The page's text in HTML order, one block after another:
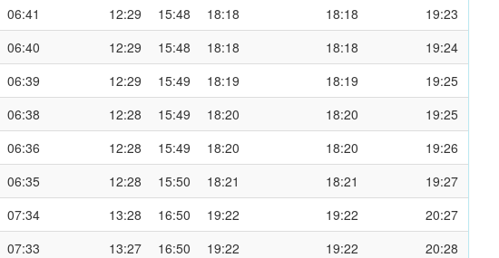
06:41 12:29 15:48 18:18 18:18
19:23
06:40 12:29 15:48 18:18 18:18
19:24
06:39 12:29 15:49 18:19 18:19
19:25
06:38 12:28 15:49 18:20 18:20
19:25
06:36 12:28 15:49 18:20 18:20
19:26
06:35 12:28 15:50 18:21 18:21
19:27
07:34 13:28 16:50 19:22 19:22
20:27
07:33 13:27 16:50 19:22 19:22
20:28